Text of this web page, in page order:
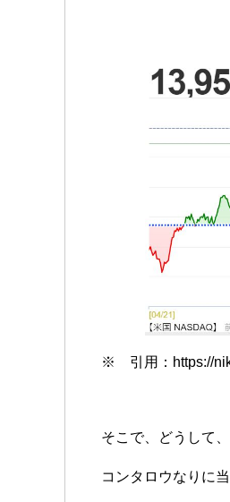
※ 引用：https://
そこで、どうして
コンタロウなりに